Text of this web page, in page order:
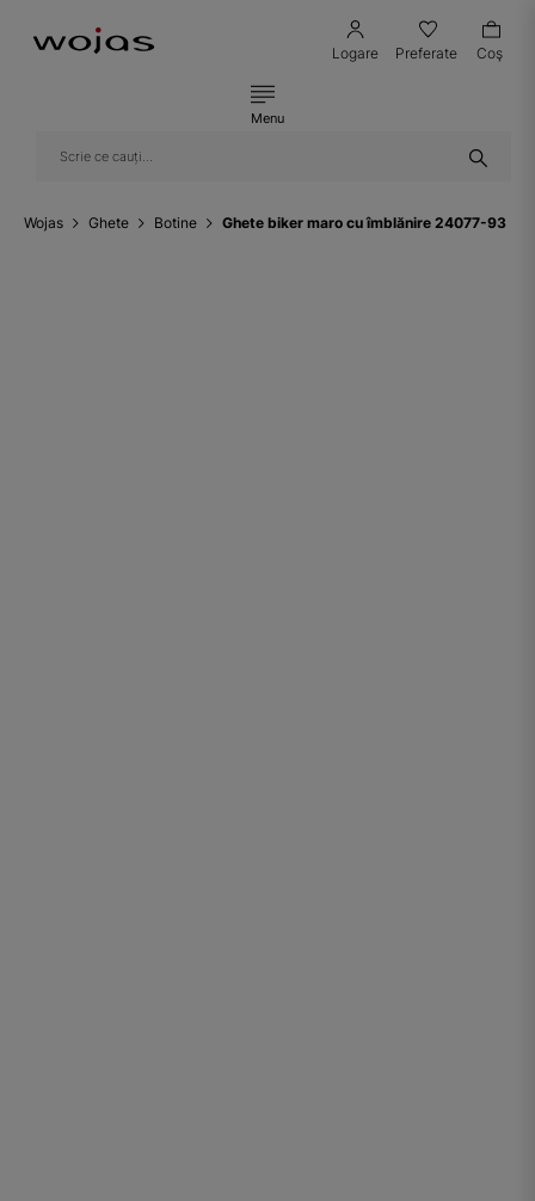
Logare Preferate Coş
Menu
Wojas Ghete Botine Ghete biker maro cu îmblănire 24077-93